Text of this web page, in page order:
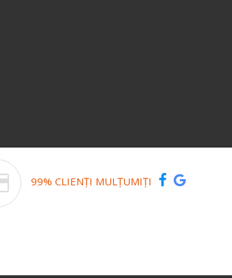
99% CLIENȚI MULȚUMIȚI